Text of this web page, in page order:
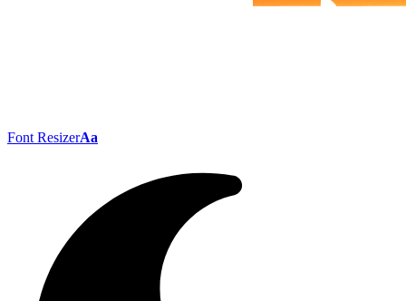
Font ResizerAa